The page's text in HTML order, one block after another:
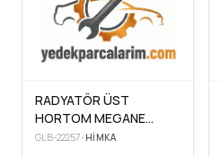
RADYATÖR ÜST
HORTOM MEGANE
SCENIC 1.4 1.6
GLB-22257•HIMKA